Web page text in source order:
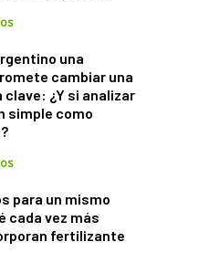
una
cambiar una
¿Y si analizar
simple como
para un mismo
cada vez más
fertilizante